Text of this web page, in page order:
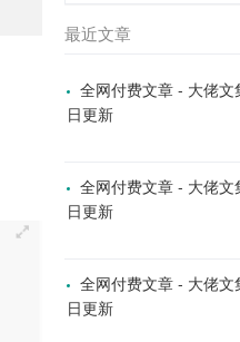
最近文章
全网付费文章 - 大佬
日更新
全网付费文章 - 大佬
日更新
全网付费文章 - 大佬
日更新